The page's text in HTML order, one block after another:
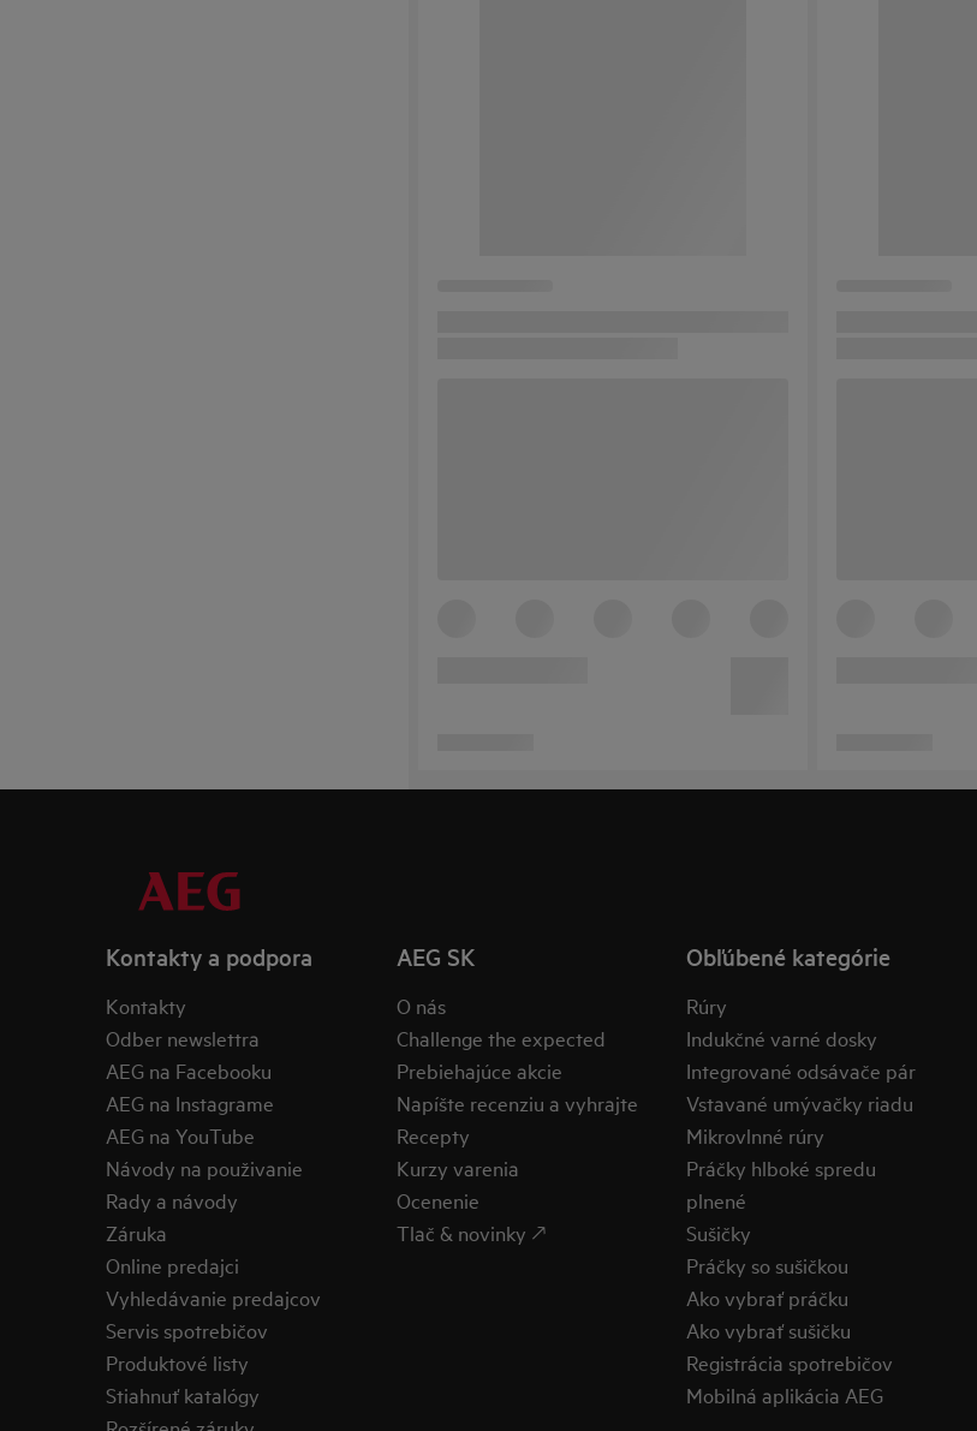
Kontakty a podpora
Kontakty
Odber newslettra
AEG na Facebooku
AEG na Instagrame
AEG na YouTube
Návody na použivanie
Rady a návody
Záruka
Online predajci
Vyhledávanie predajcov
Servis spotrebičov
Produktové listy
Stiahnuť katalógy
AEG SK
O nás
Challenge the expected
Prebiehajúce akcie
Napíšte recenziu a vyhrajte
Recepty
Kurzy varenia
Ocenenie
Tlač & novinky 🡕
Obľúbené kategórie
Rúry
Indukčné varné dosky
Integrované odsávače pár
Vstavané umývačky riadu
Mikrovlnné rúry
Práčky hlboké spredu
plnené
Sušičky
Práčky so sušičkou
Ako vybrať práčku
Ako vybrať sušičku
Registrácia spotrebičov
Mobilná aplikácia AEG